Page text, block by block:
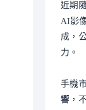
近期
AI影
成，
力。
手機
響，